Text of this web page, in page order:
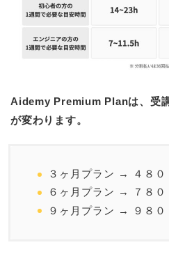
Aidemy Premium Planは、受
が変わります。
３ヶ月プラン → ４８０
６ヶ月プラン → ７８０
９ヶ月プラン → ９８０